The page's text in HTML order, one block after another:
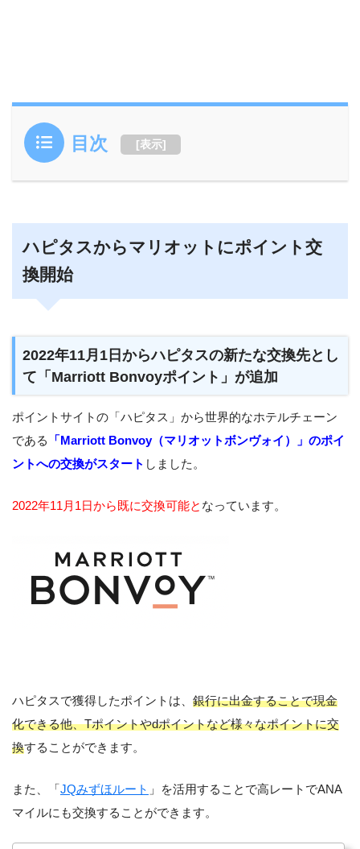
目次 [表示]
ハピタスからマリオットにポイント交
換開始
2022年11月1日からハピタスの新たな交換先とし
て「Marriott Bonvoyポイント」が追加
ポイントサイトの「ハピタス」から世界的なホテルチェーン
である
「Marriott Bonvoy（マリオットボンヴォイ）」のポイ
ントへの交換がスタート しました。
2022年11月1日から既に交換可能と なっています。
ハピタスで獲得したポイントは、 銀行に出金することで現金
化できる他、Tポイントやdポイントなど様々なポイントに交
換することができます。
また、「JQみずほルート 」を活用することで高レートでANA
マイルにも交換することができます。